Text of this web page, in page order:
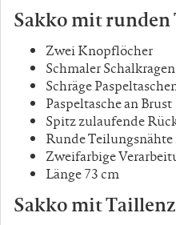
Sakko mit
Zwei Knopflöcher
Schmaler Schalkragen
Schräge
Paspeltasche an Brust
Spitz zulaufende
Runde
Zweifarbige
Länge 73 cm
Sakko mit